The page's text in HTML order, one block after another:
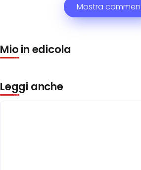
Mostra
Mio in edicola
Leggi anche